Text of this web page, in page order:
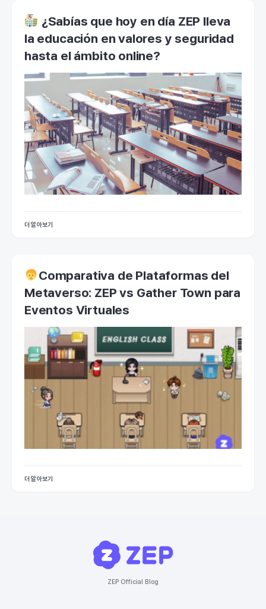
¿Sabías que hoy en día ZEP lleva
la educación en valores y seguridad
hasta el ámbito online?
더 알아보기
Comparativa de Plataformas del
Metaverso: ZEP vs Gather Town para
Eventos Virtuales
더 알아보기
ZEP Official Blog